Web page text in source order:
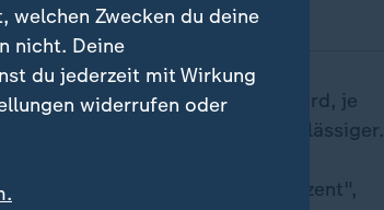
höher wird, je
ältere Fahrzeuge immer zuverlässiger.
2015 noch eine
2025 waren es nur noch 3,1 Prozent",
Zwecken du deine
nicht. Deine
du jederzeit mit Wirkung
widerrufen oder